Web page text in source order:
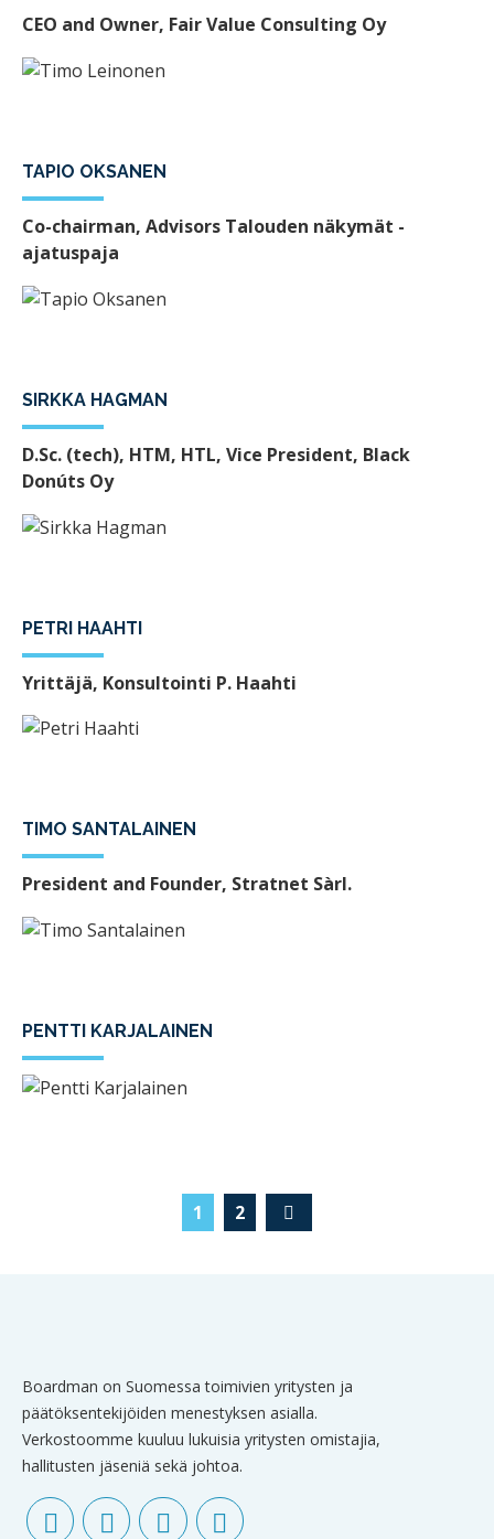
CEO and Owner, Fair Value Consulting Oy
TAPIO OKSANEN
Co-chairman, Advisors Talouden näkymät -
ajatuspaja
SIRKKA HAGMAN
D.Sc. (tech), HTM, HTL, Vice President, Black
Donúts Oy
PETRI HAAHTI
Yrittäjä, Konsultointi P. Haahti
TIMO SANTALAINEN
President and Founder, Stratnet Sàrl.
PENTTI KARJALAINEN
1 2
Boardman on Suomessa toimivien yritysten ja
päätöksentekijöiden menestyksen asialla.
Verkostoomme kuuluu lukuisia yritysten omistajia,
hallitusten jäseniä sekä johtoa.